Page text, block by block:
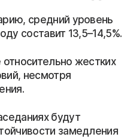
средний уровень
составит 13,5–14,5%.
жестких
несмотря
будут
замедления